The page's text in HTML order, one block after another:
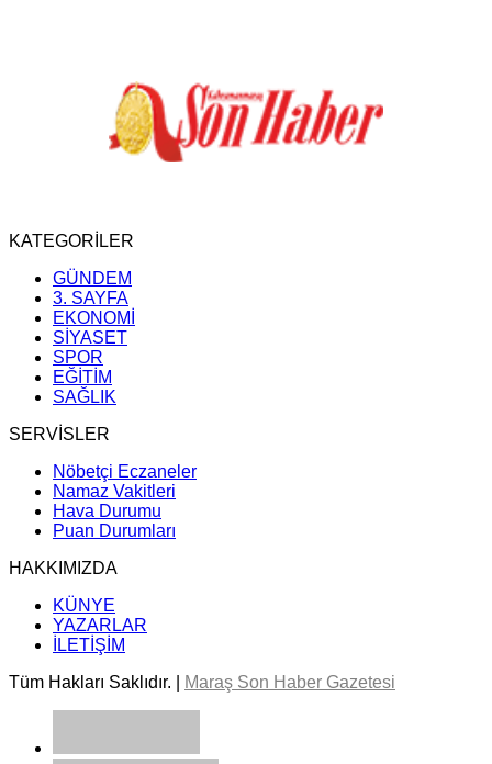
KATEGORİLER
GÜNDEM
3. SAYFA
EKONOMİ
SİYASET
SPOR
EĞİTİM
SAĞLIK
SERVİSLER
Nöbetçi Eczaneler
Namaz Vakitleri
Hava Durumu
Puan Durumları
HAKKIMIZDA
KÜNYE
YAZARLAR
İLETİŞİM
Tüm Hakları Saklıdır. |
Maraş Son Haber Gazetesi